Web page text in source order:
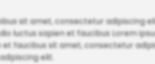
sit amet, consectetur adipiscing
luctus sapien et faucibus Lorem
faucibus sit amet, consectetur
elit.